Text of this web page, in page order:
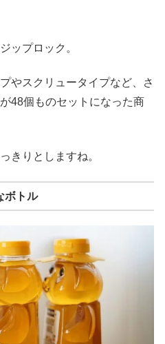
ップロック。
やスクリュータイプなど、さ
48個ものセットになった商
きりとしますね。
ボトル